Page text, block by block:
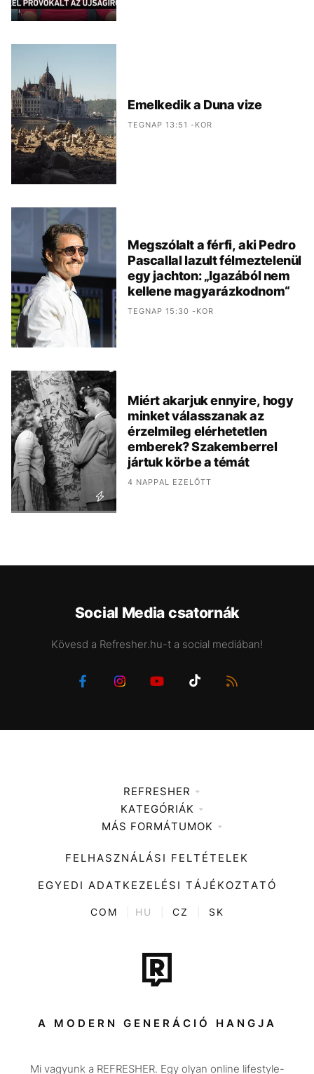
Emelkedik a Duna vize
TEGNAP 13:51 -KOR
Megszólalt a férfi, aki Pedro
Pascallal lazult félmeztelenül
egy jachton: „Igazából nem
kellene magyarázkodnom“
TEGNAP 15:30 -KOR
Miért akarjuk ennyire, hogy
minket válasszanak az
érzelmileg elérhetetlen
emberek? Szakemberrel
jártuk körbe a témát
4 NAPPAL EZELŐTT
Social Media csatornák
Kövesd a Refresher.hu-t a social mediában!
REFRESHER
Médiaajánlat
KATEGÓRIÁK
Zene
Divat
Kultúra
ENTR
Tech-Tudomány
Sport
Társadalom
MÁS FORMÁTUMOK
FELHASZNÁLÁSI FELTÉTELEK
EGYEDI ADATKEZELÉSI TÁJÉKOZTATÓ
COM HU CZ SK
A MODERN GENERÁCIÓ HANGJA
Mi vagyunk a REFRESHER. Egy olyan online lifestyle-